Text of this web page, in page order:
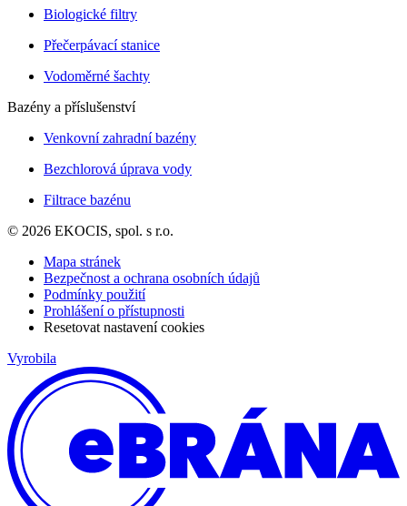
Biologické filtry
Přečerpávací stanice
Vodoměrné šachty
Bazény a příslušenství
Venkovní zahradní bazény
Bezchlorová úprava vody
Filtrace bazénu
© 2026 EKOCIS, spol. s r.o.
Mapa stránek
Bezpečnost a ochrana osobních údajů
Podmínky použití
Prohlášení o přístupnosti
Resetovat nastavení cookies
Vyrobila